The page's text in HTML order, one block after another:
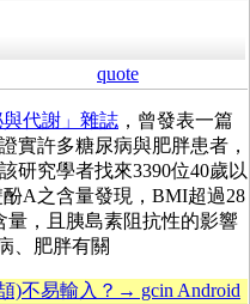
quote
代謝」雜誌 ，曾發表一篇
實許多糖尿病與肥胖患者，
研究學者找來3390位40歲以
A之含量發現，BMI超過28
量，且胰島素阻抗性的影響
、肥胖有關
)不易輸入？→ gcin Android